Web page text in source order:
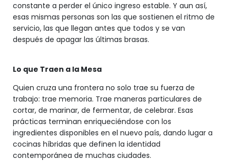
constante a perder el único ingreso estable. Y aun así,
esas mismas personas son las que sostienen el ritmo de
servicio, las que llegan antes que todos y se van
después de apagar las últimas brasas.
Lo que Traen a la Mesa
Quien cruza una frontera no solo trae su fuerza de
trabajo: trae memoria. Trae maneras particulares de
cortar, de marinar, de fermentar, de celebrar. Esas
prácticas terminan enriqueciéndose con los
ingredientes disponibles en el nuevo país, dando lugar a
cocinas híbridas que definen la identidad
contemporánea de muchas ciudades.